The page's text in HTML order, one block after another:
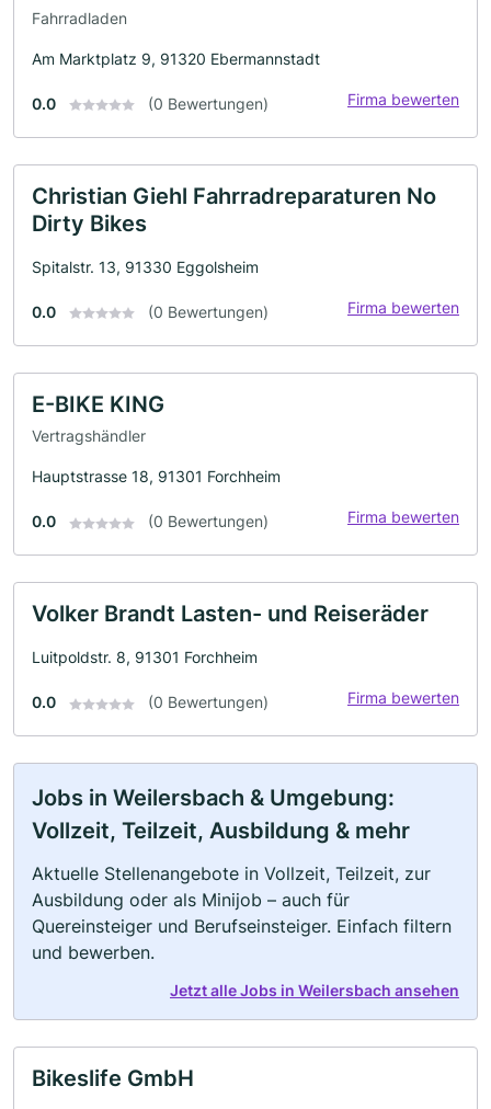
Fahrradladen
Am Marktplatz 9, 91320 Ebermannstadt
0.0 (0 Bewertungen) Firma bewerten
Christian Giehl Fahrradreparaturen No
Dirty Bikes
Spitalstr. 13, 91330 Eggolsheim
0.0 (0 Bewertungen) Firma bewerten
E-BIKE KING
Vertragshändler
Hauptstrasse 18, 91301 Forchheim
0.0 (0 Bewertungen) Firma bewerten
Volker Brandt Lasten- und Reiseräder
Luitpoldstr. 8, 91301 Forchheim
0.0 (0 Bewertungen) Firma bewerten
Jobs in Weilersbach & Umgebung:
Vollzeit, Teilzeit, Ausbildung & mehr
Aktuelle Stellenangebote in Vollzeit, Teilzeit, zur
Ausbildung oder als Minijob – auch für
Quereinsteiger und Berufseinsteiger. Einfach filtern
und bewerben.
Jetzt alle Jobs in Weilersbach ansehen
Bikeslife GmbH